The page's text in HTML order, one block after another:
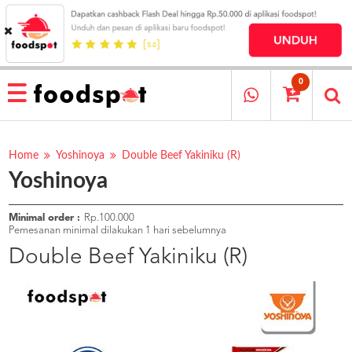
HOME
MENU
RESTAURANT
PESAN
OUR
COMPANY
KATA
MEREKA
KATALOG
PROGRAM
0
Home Yoshinoya Double Beef Yakiniku (R)
Yoshinoya
Minimal order :
Rp.100.000
Pemesanan minimal dilakukan 1 hari sebelumnya
Double Beef Yakiniku (R)